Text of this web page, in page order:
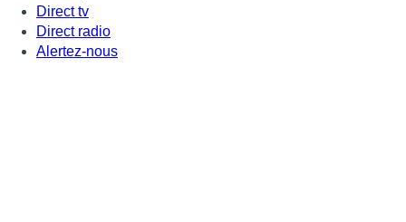
Direct tv
Direct radio
Alertez-nous